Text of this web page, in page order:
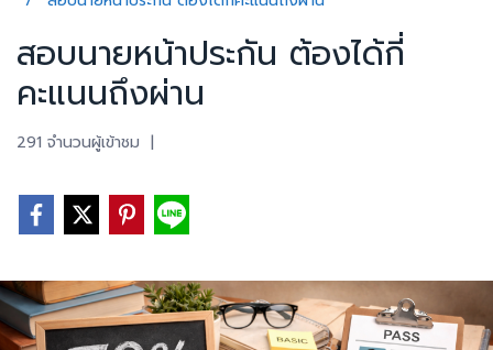
สอบนายหน้าประกัน ต้องได้กี่
คะแนนถึงผ่าน
291 จำนวนผู้เข้าชม |